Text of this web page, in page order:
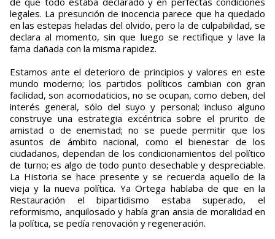
legales. La presunción de inocencia parece que ha quedado
en las estepas heladas del olvido, pero la de culpabilidad, se
declara al momento, sin que luego se rectifique y lave la
fama dañada con la misma rapidez.
Estamos ante el deterioro de principios y valores en este
mundo moderno; los partidos políticos cambian con gran
facilidad, son acomodaticios, no se ocupan, como deben, del
interés general, sólo del suyo y personal; incluso alguno
construye una estrategia excéntrica sobre el prurito de
amistad o de enemistad; no se puede permitir que los
asuntos de ámbito nacional, como el bienestar de los
ciudadanos, dependan de los condicionamientos del político
de turno; es algo de todo punto desechable y despreciable.
La Historia se hace presente y se recuerda aquello de la
vieja y la nueva política. Ya Ortega hablaba de que en la
Restauración el bipartidismo estaba superado, el
reformismo, anquilosado y había gran ansia de moralidad en
la política, se pedía renovación y regeneración.